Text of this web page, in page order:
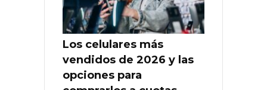
Los celulares más
vendidos de 2026 y las
opciones para